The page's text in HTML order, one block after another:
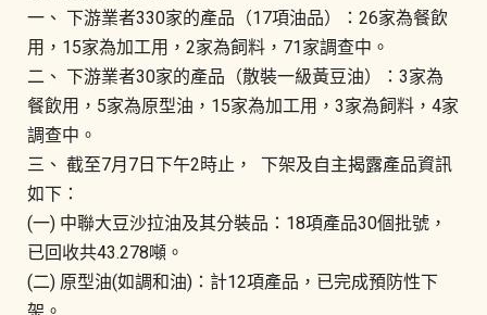
一、 下游業者330家的產品（17項油品）：26家為餐飲
用，15家為加工用，2家為飼料，71家調查中。
二、 下游業者30家的產品（散裝一級黃豆油）：3家為
餐飲用，5家為原型油，15家為加工用，3家為飼料，4家
調查中。
三、 截至7月7日下午2時止， 下架及自主揭露產品資訊
如下：
(一) 中聯大豆沙拉油及其分裝品：18項產品30個批號，
已回收共43.278噸。
(二) 原型油(如調和油)：計12項產品，已完成預防性下